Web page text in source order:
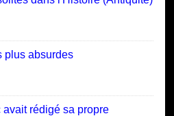
plus absurdes
avait rédigé sa propre